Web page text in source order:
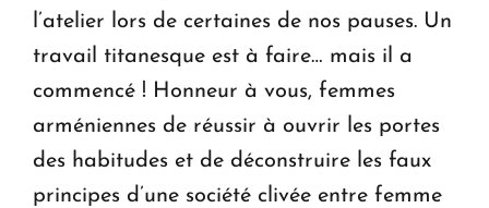
l’atelier lors de certaines de nos pauses. Un
travail titanesque est à faire… mais il a
commencé ! Honneur à vous, femmes
arméniennes de réussir à ouvrir les portes
des habitudes et de déconstruire les faux
principes d’une société clivée entre femme